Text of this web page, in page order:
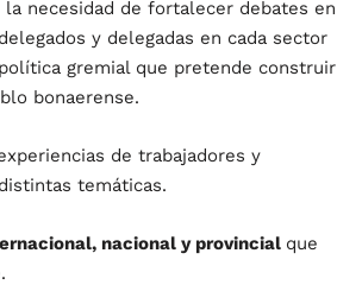
necesidad de fortalecer debates en
y delegadas en cada sector
gremial que pretende construir
bonaerense.
de trabajadores y
temáticas.
nacional y provincial que